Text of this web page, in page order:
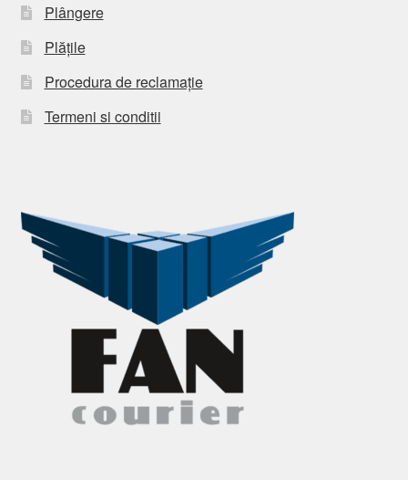
Plângere
Plățile
Procedura de reclamație
Termeni si conditii